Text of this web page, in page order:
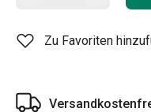
Zu Favoriten